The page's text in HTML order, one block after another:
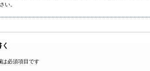
い。
必須項目です